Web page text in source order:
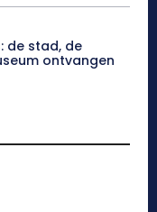
de stad, de
ontvangen